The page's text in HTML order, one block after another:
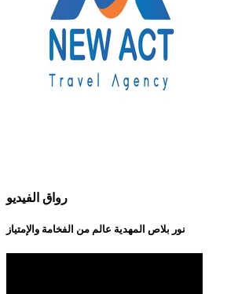
رواق الفيديو
نور بلاص المهدية عالم من الفخامة والإمتياز